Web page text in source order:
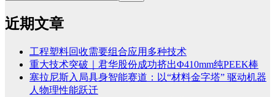
近期文章
工程塑料回收需要组合应用多种技术
重大技术突破｜君华股份成功挤出Φ410mm纯PEEK棒
塞拉尼斯入局具身智能赛道：以“材料金字塔” 驱动机器
人物理性能跃迁